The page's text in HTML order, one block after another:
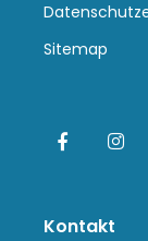
Sitemap
Kontakt